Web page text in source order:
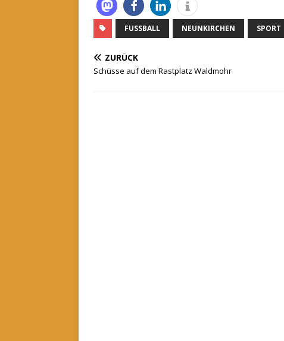
FUSSBALL NEUNKIRCHEN SPORT
ZURÜCK
Schüsse auf dem Rastplatz Waldmohr